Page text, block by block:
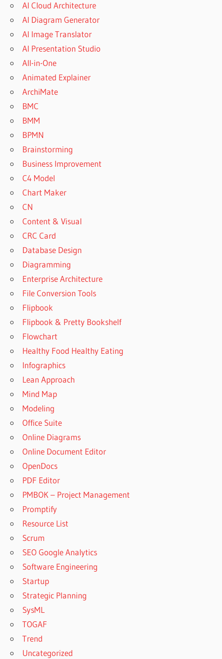
AI Cloud Architecture
AI Diagram Generator
AI Image Translator
AI Presentation Studio
All-in-One
Animated Explainer
ArchiMate
BMC
BMM
BPMN
Brainstorming
Business Improvement
C4 Model
Chart Maker
CN
Content & Visual
CRC Card
Database Design
Diagramming
Enterprise Architecture
File Conversion Tools
Flipbook
Flipbook & Pretty Bookshelf
Flowchart
Healthy Food Healthy Eating
Infographics
Lean Approach
Mind Map
Modeling
Office Suite
Online Diagrams
Online Document Editor
OpenDocs
PDF Editor
PMBOK – Project Management
Promptify
Resource List
Scrum
SEO Google Analytics
Software Engineering
Startup
Strategic Planning
SysML
TOGAF
Trend
Uncategorized